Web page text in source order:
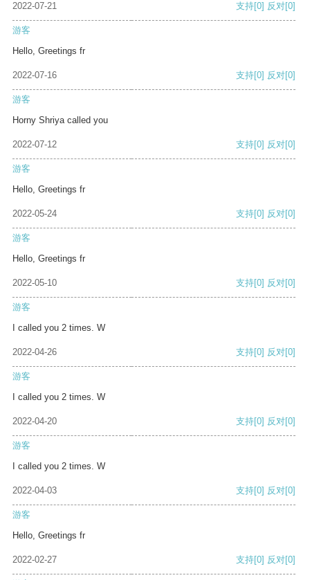
2022-07-21 支持[0] 反对[0]
游客
Hello, Greetings fr
2022-07-16 支持[0] 反对[0]
游客
Horny Shriya called you
2022-07-12 支持[0] 反对[0]
游客
Hello, Greetings fr
2022-05-24 支持[0] 反对[0]
游客
Hello, Greetings fr
2022-05-10 支持[0] 反对[0]
游客
I called you 2 times. W
2022-04-26 支持[0] 反对[0]
游客
I called you 2 times. W
2022-04-20 支持[0] 反对[0]
游客
I called you 2 times. W
2022-04-03 支持[0] 反对[0]
游客
Hello, Greetings fr
2022-02-27 支持[0] 反对[0]